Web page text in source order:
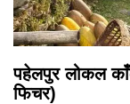
पहेलपुर लोकल
फिचर)